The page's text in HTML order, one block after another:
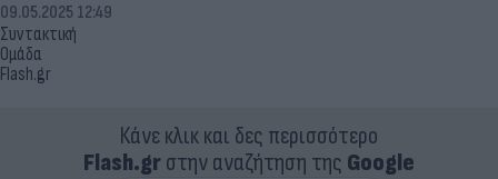
Συντακτική
Ομάδα
Flash.gr
09.05.2025 12:49
Κάνε κλικ και δες περισσότερο
Flash.grστην αναζήτηση της Google